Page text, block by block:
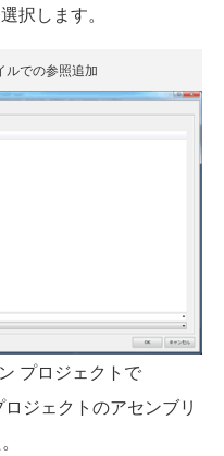
択します。
ルでの参照追加
プロジェクトで
ジェクトのアセンブリ